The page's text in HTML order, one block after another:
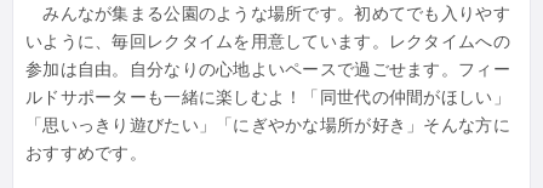
みんなが集まる公園のような場所です。初めてでも入りやす
いように、毎回レクタイムを用意しています。レクタイムへの
参加は自由。自分なりの心地よいペースで過ごせます。フィー
ルドサポーターも一緒に楽しむよ！「同世代の仲間がほしい」
「思いっきり遊びたい」「にぎやかな場所が好き」そんな方に
おすすめです。